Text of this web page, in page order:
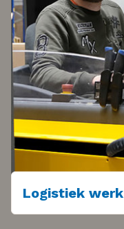
Logistiek werk